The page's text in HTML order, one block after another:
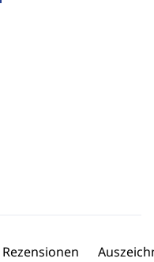
Rezensionen